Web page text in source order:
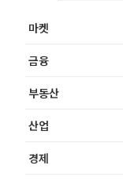
마켓
금융
부동산
산업
경제